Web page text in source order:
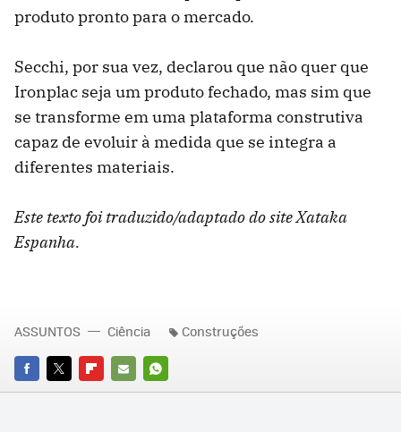
produto pronto para o mercado.
Secchi, por sua vez, declarou que não quer que
Ironplac seja um produto fechado, mas sim que
se transforme em uma plataforma construtiva
capaz de evoluir à medida que se integra a
diferentes materiais.
Este texto foi traduzido/adaptado do site Xataka
Espanha.
FACEBOOK
TWITTERFLIPBOARD
E-
WHATSAPP
ASSUNTOS Ciência Construções